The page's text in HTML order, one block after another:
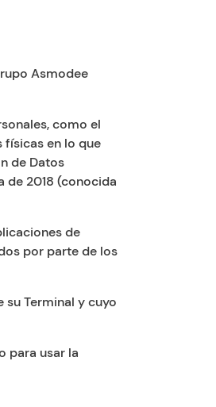
Asmodee
como el
físicas en lo que
de Datos
de 2018 (conocida
de
por parte de los
su Terminal y cuyo
para usar la